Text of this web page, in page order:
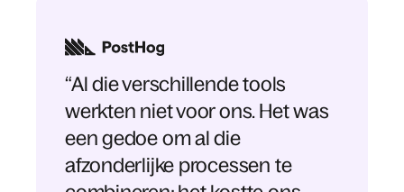
“Al die verschillende tools
werkten niet voor ons. Het was
een gedoe om al die
afzonderlijke processen te